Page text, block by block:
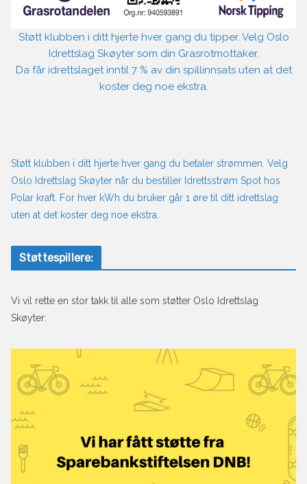
Støtt klubben i ditt hjerte hver gang du tipper. Velg Oslo
Idrettslag Skøyter som din Grasrotmottaker.
Da får idrettslaget inntil 7 % av din spillinnsats uten at det
koster deg noe ekstra.
Støtt klubben i ditt hjerte hver gang du betaler strømmen. Velg
Oslo Idrettslag Skøyter når du bestiller Idrettsstrøm Spot hos
Polar kraft. For hver kWh du bruker går 1 øre til ditt idrettslag
uten at det koster deg noe ekstra.
Støttespillere:
Vi vil rette en stor takk til alle som støtter Oslo Idrettslag
Skøyter: